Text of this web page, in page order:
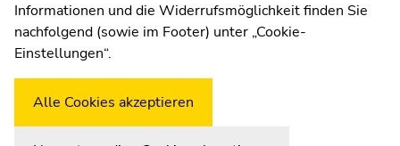
WeatherstationUni Graz
Informationen und die Widerrufsmöglichkeit finden Sie
nachfolgend (sowie im Footer) unter „Cookie-
Einstellungen“.
Alle Cookies akzeptieren